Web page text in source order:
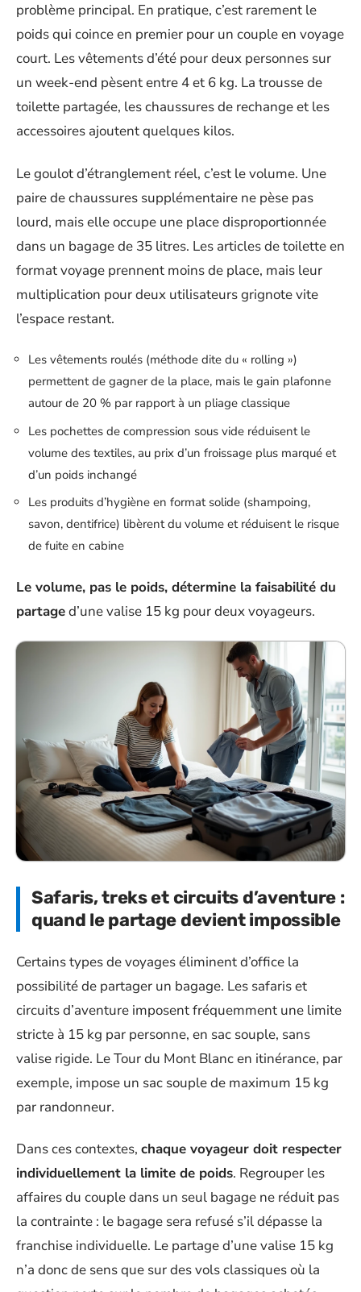
problème principal. En pratique, c’est rarement le
poids qui coince en premier pour un couple en voyage
court. Les vêtements d’été pour deux personnes sur
un week-end pèsent entre 4 et 6 kg. La trousse de
toilette partagée, les chaussures de rechange et les
accessoires ajoutent quelques kilos.
Le goulot d’étranglement réel, c’est le volume. Une
paire de chaussures supplémentaire ne pèse pas
lourd, mais elle occupe une place disproportionnée
dans un bagage de 35 litres. Les articles de toilette en
format voyage prennent moins de place, mais leur
multiplication pour deux utilisateurs grignote vite
l’espace restant.
Les vêtements roulés (méthode dite du « rolling »)
permettent de gagner de la place, mais le gain plafonne
autour de 20 % par rapport à un pliage classique
Les pochettes de compression sous vide réduisent le
volume des textiles, au prix d’un froissage plus marqué et
d’un poids inchangé
Les produits d’hygiène en format solide (shampoing,
savon, dentifrice) libèrent du volume et réduisent le risque
de fuite en cabine
Le volume, pas le poids, détermine la faisabilité du
partaged’une valise 15 kg pour deux voyageurs.
Safaris, treks et circuits d’aventure :
quand le partage devient impossible
Certains types de voyages éliminent d’office la
possibilité de partager un bagage. Les safaris et
circuits d’aventure imposent fréquemment une limite
stricte à 15 kg par personne, en sac souple, sans
valise rigide. Le Tour du Mont Blanc en itinérance, par
exemple, impose un sac souple de maximum 15 kg
par randonneur.
Dans ces contextes, chaque voyageur doit respecter
individuellement la limite de poids. Regrouper les
affaires du couple dans un seul bagage ne réduit pas
la contrainte : le bagage sera refusé s’il dépasse la
franchise individuelle. Le partage d’une valise 15 kg
n’a donc de sens que sur des vols classiques où la